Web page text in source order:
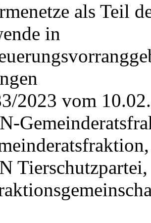
als Teil
in
2023 vom
Tierschutzpartei,